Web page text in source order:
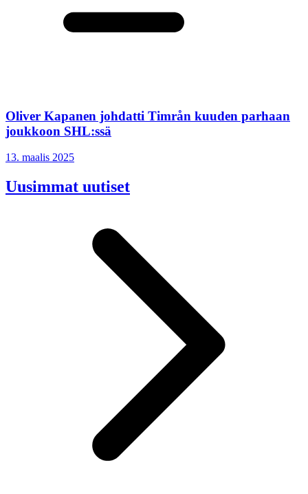
Oliver Kapanen johdatti Timrån kuuden parhaan
joukkoon SHL:ssä
13. maalis 2025
Uusimmat uutiset